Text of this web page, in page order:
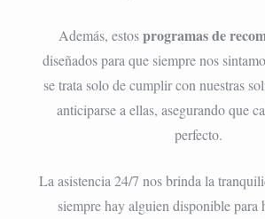
Además, estosprogramas de
diseñados para que siempre nos
se trata solo de cumplir con nuestras
anticiparse a ellas, asegurando que
perfecto.
La asistencia 24/7 nos brinda la
siempre hay alguien disponible para